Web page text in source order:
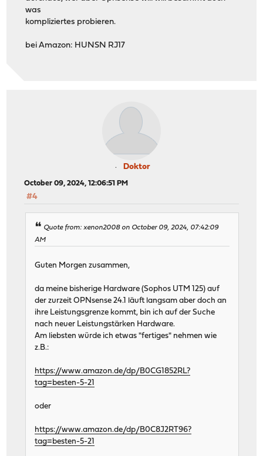
was
kompliziertes probieren.
bei Amazon: HUNSN RJ17
Doktor
October 09, 2024, 12:06:51 PM
#4
Quote from: xenon2008 on October 09, 2024, 07:42:09
AM
Guten Morgen zusammen,
da meine bisherige Hardware (Sophos UTM 125) auf
der zurzeit OPNsense 24.1 läuft langsam aber doch an
ihre Leistungsgrenze kommt, bin ich auf der Suche
nach neuer Leistungstärken Hardware.
Am liebsten würde ich etwas "fertiges" nehmen wie
z.B.:
https://www.amazon.de/dp/B0CG1852RL?
tag=besten-5-21
oder
https://www.amazon.de/dp/B0C8J2RT96?
tag=besten-5-21